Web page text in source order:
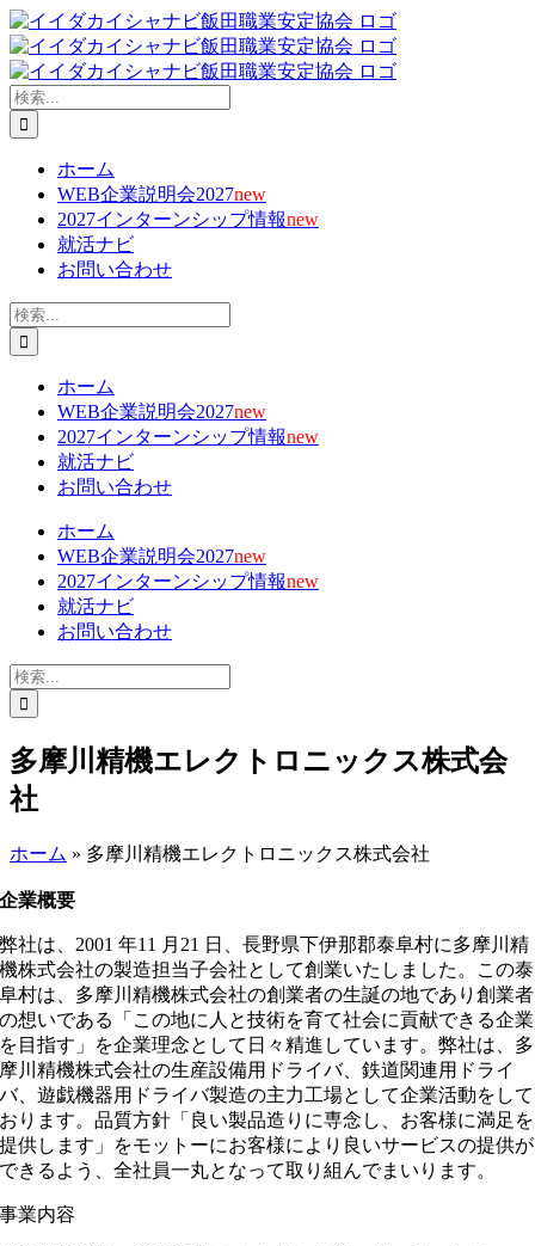
Skip
to
content
X
Facebook
YouTube
電
子
メ
ー
ル
Tiktok
検
索
…
ホーム
WEB企業説明会2027new
2027インターンシップ情報new
就活ナビ
お問い合わせ
検
索
…
ホーム
WEB企業説明会2027new
2027インターンシップ情報new
就活ナビ
お問い合わせ
ホーム
WEB企業説明会2027new
2027インターンシップ情報new
就活ナビ
お問い合わせ
検
索
…
多摩川精機エレクトロニックス株式会
社
ホーム » 多摩川精機エレクトロニックス株式会社
企業概要
弊社は、2001 年11 月21 ⽇、⻑野県下伊那郡泰⾩村に多摩川精
機株式会社の製造担当⼦会社として創業いたしました。この泰
⾩村は、多摩川精機株式会社の創業者の生誕の地であり創業者
の想いである「この地に人と技術を育て社会に貢献できる企業
を目指す」を企業理念として⽇々精進しています。弊社は、多
摩川精機株式会社の生産設備用ドライバ、鉄道関連用ドライ
バ、遊戯機器用ドライバ製造の主力工場として企業活動をして
おります。品質方針「良い製品造りに専念し、お客様に満足を
提供します」をモットーにお客様により良いサービスの提供が
できるよう、全社員一丸となって取り組んでまいります。
事業内容